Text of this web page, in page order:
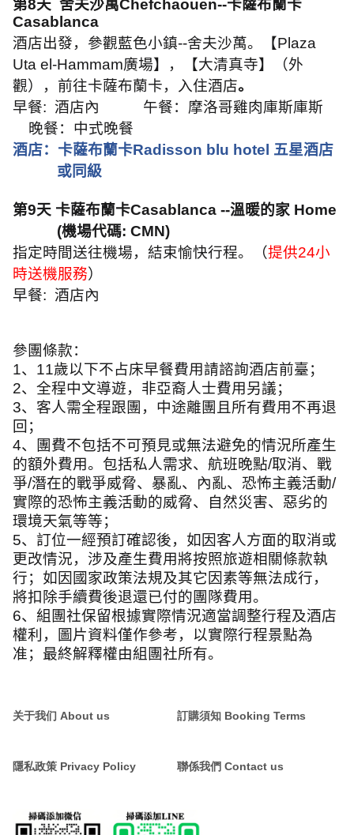
第8天 舍夫沙萬Chefchaouen--卡薩布蘭卡
Casablanca
酒店出發，參觀藍色小鎮--舍夫沙萬。【Plaza
Uta el-Hammam廣場】，【大清真寺】（外
觀），前往卡薩布蘭卡，入住酒店。
早餐: 酒店內
午餐：摩洛哥雞肉庫斯庫斯
晚餐：中式晚餐
酒店：卡薩布蘭卡Radisson blu hotel 五星酒店
或同級
第9天 卡薩布蘭卡Casablanca --溫暖的家 Home
(機場代碼: CMN)
指定時間送往機場，結束愉快行程。（提供24小
時送機服務）
早餐: 酒店內
參團條款：
1、 11歲以下不占床早餐費用請諮詢酒店前臺；
2、全程中文導遊，非亞裔人士費用另議；
3、客人需全程跟團，中途離團且所有費用不再退
回；
4、團費不包括不可預見或無法避免的情況所產生
的額外費用。包括私人需求、航班晚點/取消、戰
爭/潛在的戰爭威脅、暴亂、內亂、恐怖主義活動/
實際的恐怖主義活動的威脅、自然災害、惡劣的
環境天氣等等；
5、訂位一經預訂確認後，如因客人方面的取消或
更改情況，涉及產生費用將按照旅遊相關條款執
行；如因國家政策法規及其它因素等無法成行，
將扣除手續費後退還已付的團隊費用。
6、組團社保留根據實際情況適當調整行程及酒店
權利，圖片資料僅作參考，以實際行程景點為
准；最終解釋權由組團社所有。
关于我们 About us 訂購須知 Booking Terms
隱私政策 Privacy Policy 聯係我們 Contact us